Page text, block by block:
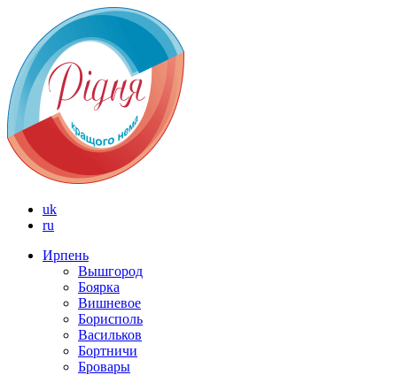
uk
ru
Ирпень
Вышгород
Боярка
Вишневое
Борисполь
Васильков
Бортничи
Бровары